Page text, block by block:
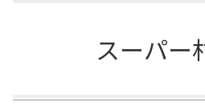
スーパー